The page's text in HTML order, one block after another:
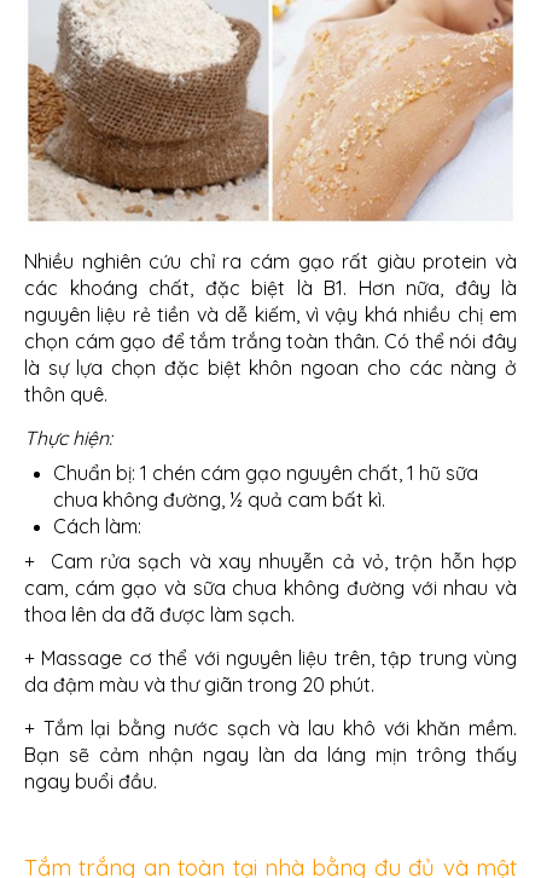
Nhiều nghiên cứu chỉ ra cám gạo rất giàu protein và
các khoáng chất, đặc biệt là B1. Hơn nữa, đây là
nguyên liệu rẻ tiền và dễ kiếm, vì vậy khá nhiều chị em
chọn cám gạo để tắm trắng toàn thân. Có thể nói đây
là sự lựa chọn đặc biệt khôn ngoan cho các nàng ở
thôn quê.
Thực hiện:
Chuẩn bị: 1 chén cám gạo nguyên chất, 1 hũ sữa
chua không đường, ½ quả cam bất kì.
Cách làm:
+ Cam rửa sạch và xay nhuyễn cả vỏ, trộn hỗn hợp
cam, cám gạo và sữa chua không đường với nhau và
thoa lên da đã được làm sạch.
+ Massage cơ thể với nguyên liệu trên, tập trung vùng
da đậm màu và thư giãn trong 20 phút.
+ Tắm lại bằng nước sạch và lau khô với khăn mềm.
Bạn sẽ cảm nhận ngay làn da láng mịn trông thấy
ngay buổi đầu.
Tắm trắng an toàn tại nhà bằng đu đủ và mật